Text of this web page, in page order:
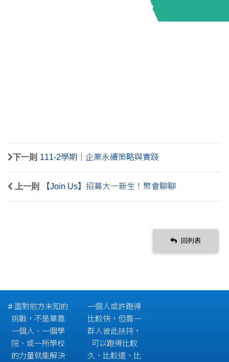
下一則 111-2學期｜企業永續策略與實踐
上一則 【Join Us】招募大一新生！聚會聊聊
回列表
# 面對前方未知的
挑戰，不是單靠
一個人、一個學
院、或一所學校
的力量就能解決
一個人或許跑得
比較快，但靠一
群人彼此扶持，
可以跑得比較
久、比較遠、比